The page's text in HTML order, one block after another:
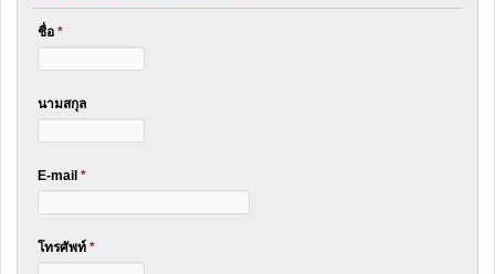
ชื่อ *
นามสกุล
E-mail *
โทรศัพท์ *